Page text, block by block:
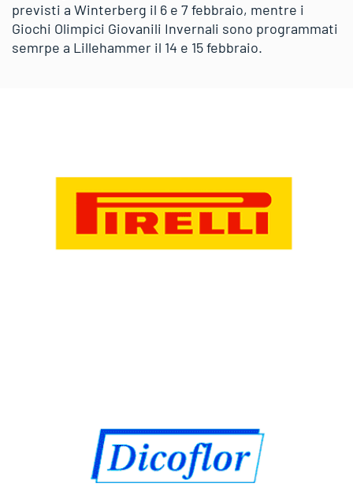
previsti a Winterberg il 6 e 7 febbraio, mentre i
Giochi Olimpici Giovanili Invernali sono programmati
semrpe a Lillehammer il 14 e 15 febbraio.